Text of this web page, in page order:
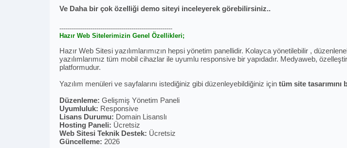
Ve Daha bir çok özelliği demo siteyi inceleyerek görebilirsiniz..
----------------------------------------------------------
Hazır Web Sitelerimizin Genel Özellikleri;
Hazır Web Sitesi yazılımlarımızın hepsi yönetim panellidir. Kolayca yönetilebilir ,
yazılımlarımız tüm mobil cihazlar ile uyumlu responsive bir yapıdadır. Medyaweb,
platformudur.
Yazılım menüleri ve sayfalarını istediğiniz gibi düzenleyebildiğiniz için tüm site
Düzenleme: Gelişmiş Yönetim Paneli
Uyumluluk: Responsive
Lisans Durumu: Domain Lisanslı
Hosting Paneli: Ücretsiz
Web Sitesi Teknik Destek: Ücretsiz
Güncelleme: 2026